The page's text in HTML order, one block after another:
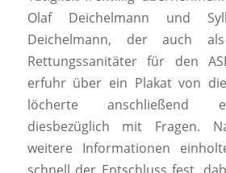
Olaf Deichelmann und
Deichelmann, der auch
Rettungssanitäter für den
erfuhr über ein Plakat von
löcherte anschließend
diesbezüglich mit Fragen.
weitere Informationen